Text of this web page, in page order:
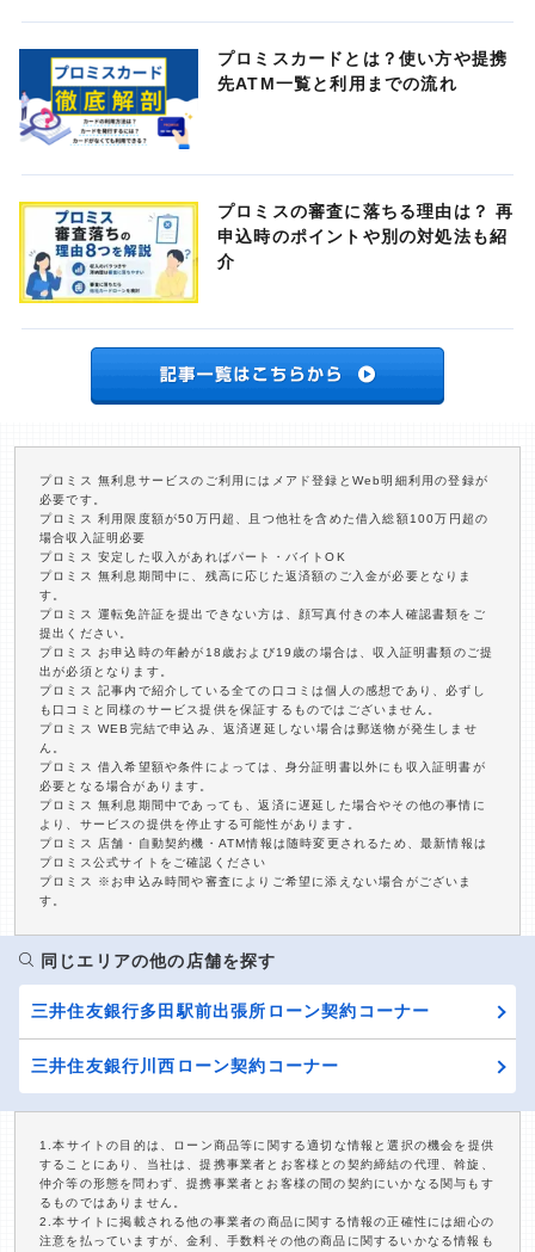
プロミスカードとは？使い方や提携
先ATM一覧と利用までの流れ
プロミスの審査に落ちる理由は？ 再
申込時のポイントや別の対処法も紹
介
プロミス 無利息サービスのご利用にはメアド登録とWeb明細利用の登録が
必要です。
プロミス 利用限度額が50万円超、且つ他社を含めた借入総額100万円超の
場合収入証明必要
プロミス 安定した収入があればパート・バイトOK
プロミス 無利息期間中に、残高に応じた返済額のご入金が必要となりま
す。
プロミス 運転免許証を提出できない方は、顔写真付きの本人確認書類をご
提出ください。
プロミス お申込時の年齢が18歳および19歳の場合は、収入証明書類のご提
出が必須となります。
プロミス 記事内で紹介している全ての口コミは個人の感想であり、必ずし
も口コミと同様のサービス提供を保証するものではございません。
プロミス WEB完結で申込み、返済遅延しない場合は郵送物が発生しませ
ん。
プロミス 借入希望額や条件によっては、身分証明書以外にも収入証明書が
必要となる場合があります。
プロミス 無利息期間中であっても、返済に遅延した場合やその他の事情に
より、サービスの提供を停止する可能性があります。
プロミス 店舗・自動契約機・ATM情報は随時変更されるため、最新情報は
プロミス公式サイトをご確認ください
プロミス ※お申込み時間や審査によりご希望に添えない場合がございま
す。
同じエリアの他の店舗を探す
三井住友銀行多田駅前出張所ローン契約コーナー
三井住友銀行川西ローン契約コーナー
1.本サイトの目的は、ローン商品等に関する適切な情報と選択の機会を提供
することにあり、当社は、提携事業者とお客様との契約締結の代理、斡旋、
仲介等の形態を問わず、提携事業者とお客様の間の契約にいかなる関与もす
るものではありません。
2.本サイトに掲載される他の事業者の商品に関する情報の正確性には細心の
注意を払っていますが、金利、手数料その他の商品に関するいかなる情報も